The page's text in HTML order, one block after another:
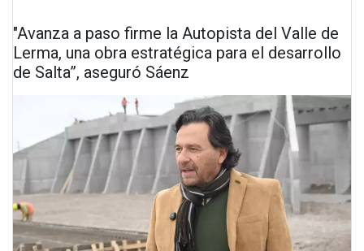
"Avanza a paso firme la Autopista del Valle de
Lerma, una obra estratégica para el desarrollo
de Salta”, aseguró Sáenz